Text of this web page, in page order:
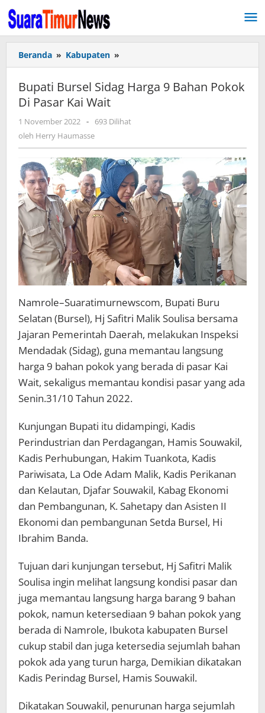
Lewati
ke
konten
Beranda » Kabupaten »
Bursel
Harga
Bahan
Kai
Wait
Bupati Bursel Sidag Harga 9 Bahan Pokok
Di Pasar Kai Wait
1 November 2022 oleh
Herry
-
693 Dilihat
oleh Herry Haumasse
Namrole–Suaratimurnewscom, Bupati Buru
Selatan (Bursel), Hj Safitri Malik Soulisa bersama
Jajaran Pemerintah Daerah, melakukan Inspeksi
Mendadak (Sidag), guna memantau langsung
harga 9 bahan pokok yang berada di pasar Kai
Wait, sekaligus memantau kondisi pasar yang ada
Senin.31/10 Tahun 2022.
Kunjungan Bupati itu didampingi, Kadis
Perindustrian dan Perdagangan, Hamis Souwakil,
Kadis Perhubungan, Hakim Tuankota, Kadis
Pariwisata, La Ode Adam Malik, Kadis Perikanan
dan Kelautan, Djafar Souwakil, Kabag Ekonomi
dan Pembangunan, K. Sahetapy dan Asisten II
Ekonomi dan pembangunan Setda Bursel, Hi
Ibrahim Banda.
Tujuan dari kunjungan tersebut, Hj Safitri Malik
Soulisa ingin melihat langsung kondisi pasar dan
juga memantau langsung harga barang 9 bahan
pokok, namun ketersediaan 9 bahan pokok yang
berada di Namrole, Ibukota kabupaten Bursel
cukup stabil dan juga ketersedia sejumlah bahan
pokok ada yang turun harga, Demikian dikatakan
Kadis Perindag Bursel, Hamis Souwakil.
Dikatakan Souwakil, penurunan harga sejumlah